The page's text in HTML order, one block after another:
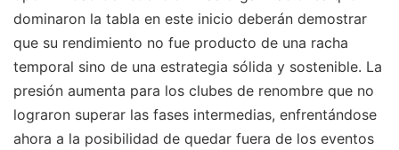
dominaron la tabla en este inicio deberán demostrar
que su rendimiento no fue producto de una racha
temporal sino de una estrategia sólida y sostenible. La
presión aumenta para los clubes de renombre que no
lograron superar las fases intermedias, enfrentándose
ahora a la posibilidad de quedar fuera de los eventos